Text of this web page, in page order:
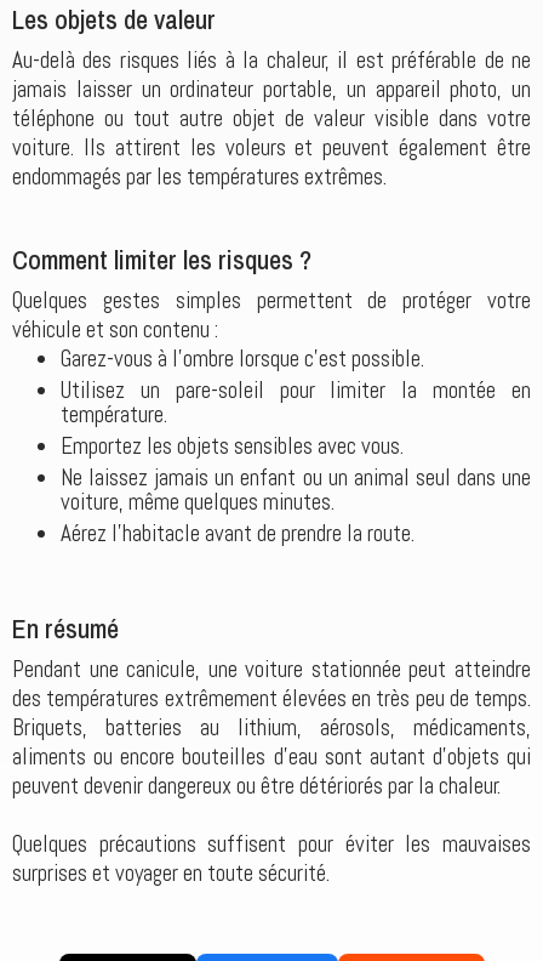
Les objets de valeur
Au-delà des risques liés à la chaleur, il est préférable de ne
jamais laisser un ordinateur portable, un appareil photo, un
téléphone ou tout autre objet de valeur visible dans votre
voiture. Ils attirent les voleurs et peuvent également être
endommagés par les températures extrêmes.
Comment limiter les risques ?
Quelques gestes simples permettent de protéger votre
véhicule et son contenu :
Garez-vous à l'ombre lorsque c'est possible.
Utilisez un pare-soleil pour limiter la montée en
température.
Emportez les objets sensibles avec vous.
Ne laissez jamais un enfant ou un animal seul dans une
voiture, même quelques minutes.
Aérez l'habitacle avant de prendre la route.
En résumé
Pendant une canicule, une voiture stationnée peut atteindre
des températures extrêmement élevées en très peu de temps.
Briquets, batteries au lithium, aérosols, médicaments,
aliments ou encore bouteilles d'eau sont autant d'objets qui
peuvent devenir dangereux ou être détériorés par la chaleur.
Quelques précautions suffisent pour éviter les mauvaises
surprises et voyager en toute sécurité.